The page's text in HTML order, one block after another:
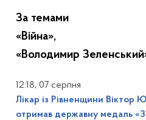
За темами
«Війна»,
«Володимир
12:18, 07 серпня
Лікар із Рівненщини Віктор
отримав державну медаль